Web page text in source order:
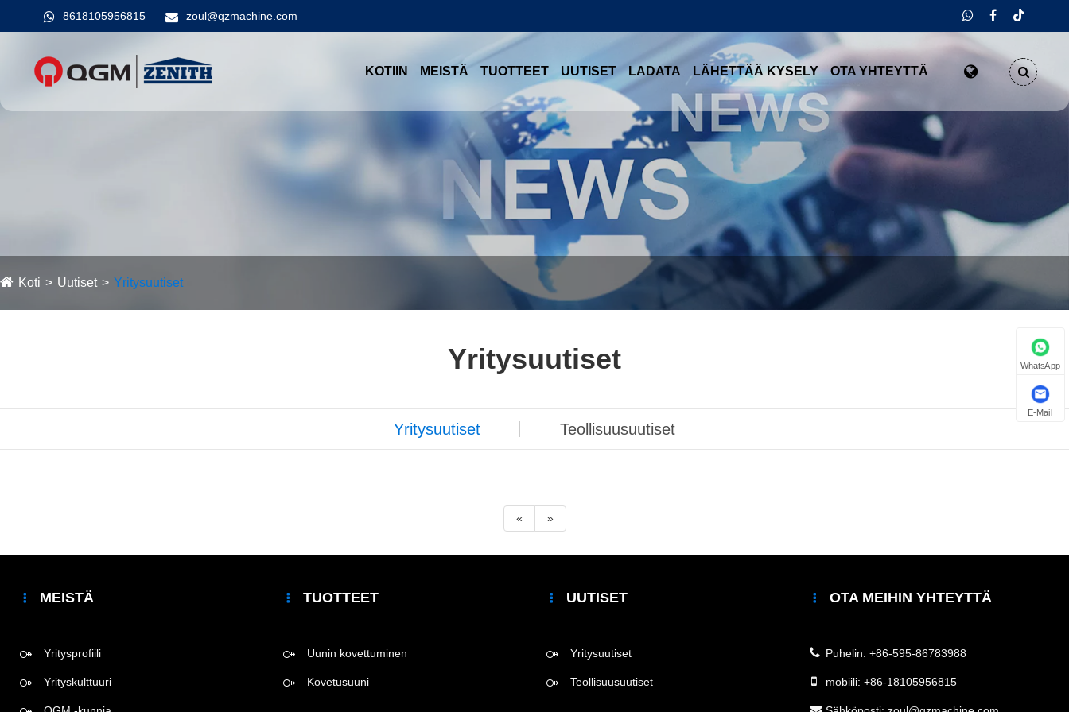
8618105956815 zoul@qzmachine.com
KOTIIN MEISTÄ TUOTTEET UUTISET LADATA LÄHETTÄÄ KYSELY OTA YHTEYTTÄ
Koti Uutiset Yritysuutiset
Yritysuutiset
Yritysuutiset Teollisuusuutiset
« »
MEISTÄ
Yritysprofiili
Yrityskulttuuri
TUOTTEET
Uunin kovettuminen
Kovetusuuni
UUTISET
Yritysuutiset
Teollisuusuutiset
OTA MEIHIN YHTEYTTÄ
Puhelin: +86-595-86783988
mobiili: +86-18105956815
WhatsApp
E-Mail